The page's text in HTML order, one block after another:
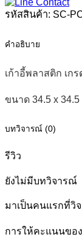
รหัสสินค้า: SC-
คำอธิบาย
เก้าอี้พลาสติก เกร
ขนาด 34.5 x 34.5
บทวิจารณ์ (0)
รีวิว
ยังไม่มีบทวิจารณ์
มาเป็นคนแรกที่วิจ
การให้คะแนนขอ